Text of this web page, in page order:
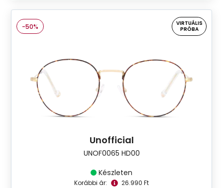
-50%
VIRTUÁLIS
PRÓBA
Unofficial
UNOF0065 HD00
Készleten
Korábbi ár: 26.990 Ft